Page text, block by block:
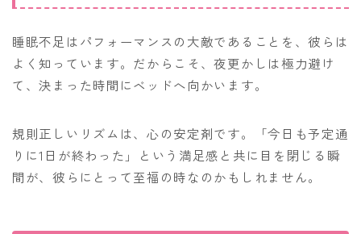
睡眠不足はパフォーマンスの大敵であることを、彼らは
よく知っています。だからこそ、夜更かしは極力避け
て、決まった時間にベッドへ向かいます。
規則正しいリズムは、心の安定剤です。「今日も予定通
りに1日が終わった」という満足感と共に目を閉じる瞬
間が、彼らにとって至福の時なのかもしれません。